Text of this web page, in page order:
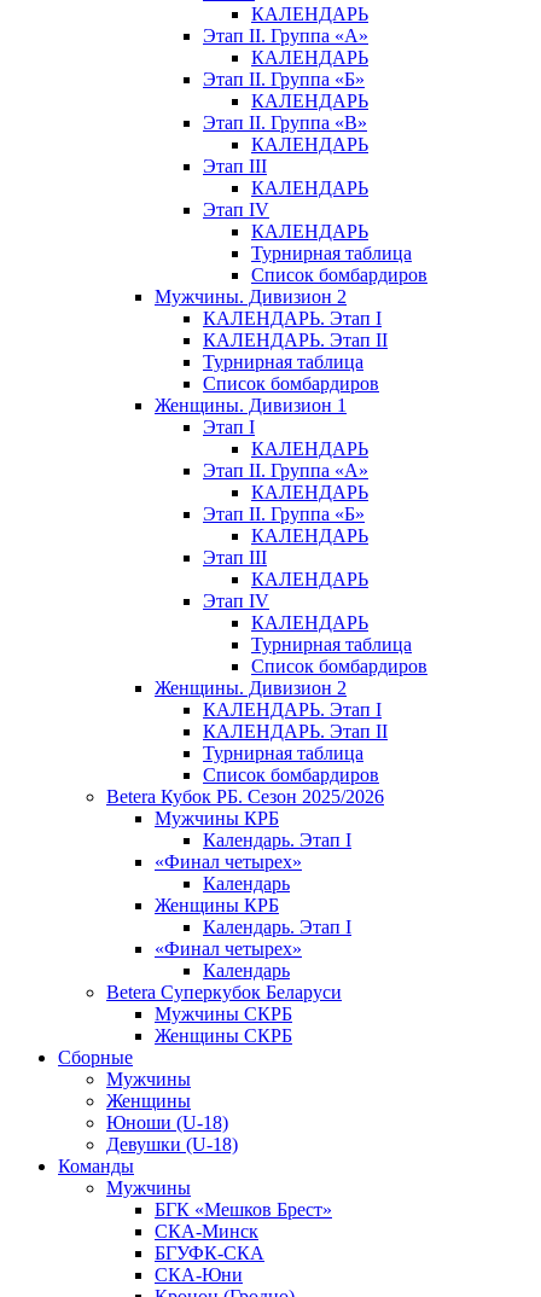
КАЛЕНДАРЬ
Этап II. Группа «А»
КАЛЕНДАРЬ
Этап II. Группа «Б»
КАЛЕНДАРЬ
Этап II. Группа «В»
КАЛЕНДАРЬ
Этап III
КАЛЕНДАРЬ
Этап IV
КАЛЕНДАРЬ
Турнирная таблица
Список бомбардиров
Мужчины. Дивизион 2
КАЛЕНДАРЬ. Этап I
КАЛЕНДАРЬ. Этап II
Турнирная таблица
Список бомбардиров
Женщины. Дивизион 1
Этап I
КАЛЕНДАРЬ
Этап II. Группа «А»
КАЛЕНДАРЬ
Этап II. Группа «Б»
КАЛЕНДАРЬ
Этап III
КАЛЕНДАРЬ
Этап IV
КАЛЕНДАРЬ
Турнирная таблица
Список бомбардиров
Женщины. Дивизион 2
КАЛЕНДАРЬ. Этап I
КАЛЕНДАРЬ. Этап II
Турнирная таблица
Список бомбардиров
Betera Кубок РБ. Сезон 2025/2026
Мужчины КРБ
Календарь. Этап I
«Финал четырех»
Календарь
Женщины КРБ
Календарь. Этап I
«Финал четырех»
Календарь
Betera Суперкубок Беларуси
Мужчины СКРБ
Женщины СКРБ
Сборные
Мужчины
Женщины
Юноши (U-18)
Девушки (U-18)
Команды
Мужчины
БГК «Мешков Брест»
СКА-Минск
БГУФК-СКА
СКА-Юни